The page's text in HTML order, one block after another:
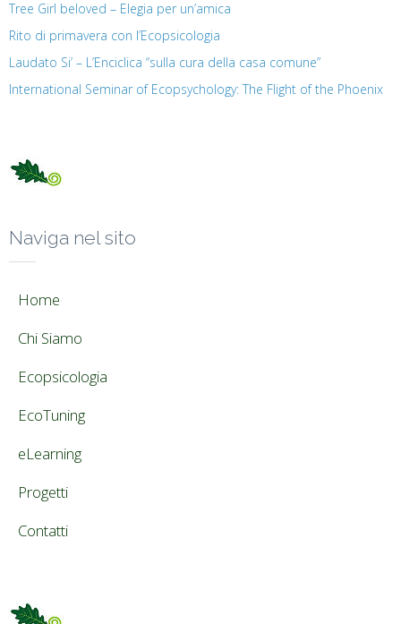
Tree Girl beloved – Elegia per un’amica
Rito di primavera con l’Ecopsicologia
Laudato Si’ – L’Enciclica “sulla cura della casa comune”
International Seminar of Ecopsychology: The Flight of the Phoenix
Naviga nel sito
Home
Chi Siamo
Ecopsicologia
EcoTuning
eLearning
Progetti
Contatti